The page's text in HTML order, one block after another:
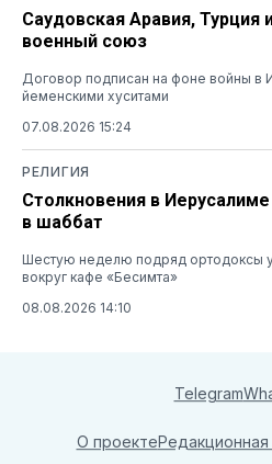
Саудовская Аравия, Турция
военный союз
Договор подписан на фоне войны в
йеменскими хуситами
07.08.2026 15:24
РЕЛИГИЯ
Столкновения в
в шаббат
Шестую неделю подряд ортодоксы
вокруг кафе «Бесимта»
08.08.2026 14:10
Telegram
О проектеРедакционная